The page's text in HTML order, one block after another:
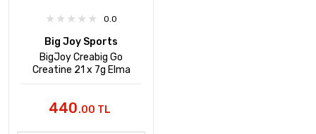
0.0
Big Joy Sports
BigJoy Creabig Go
Creatine 21 x 7g Elma
440.00 TL